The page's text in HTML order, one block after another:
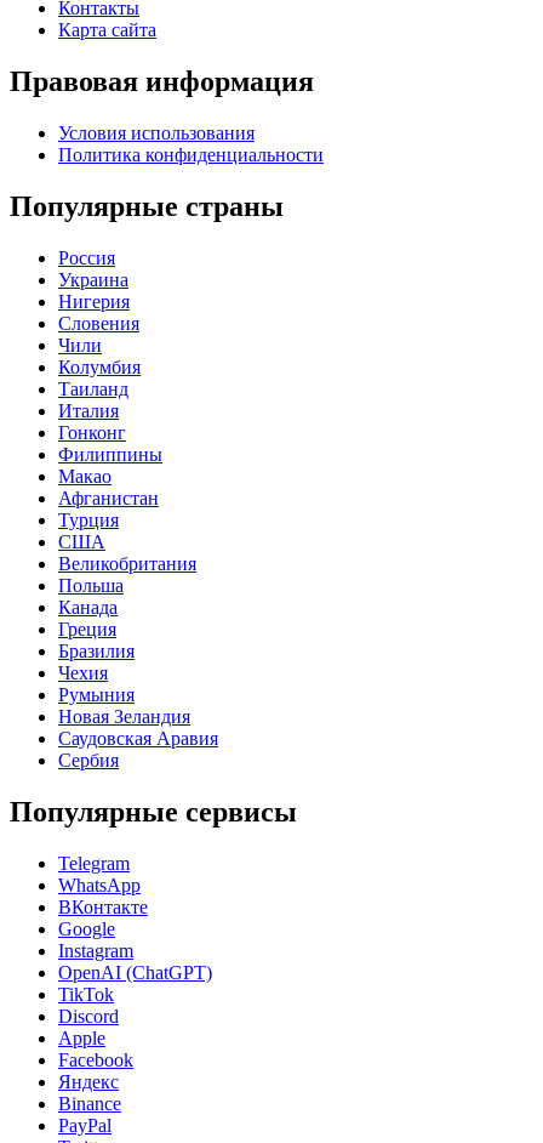
Контакты
Карта сайта
Правовая информация
Условия использования
Политика конфиденциальности
Популярные страны
Россия
Украина
Нигерия
Словения
Чили
Колумбия
Таиланд
Италия
Гонконг
Филиппины
Макао
Афганистан
Турция
США
Великобритания
Польша
Канада
Греция
Бразилия
Чехия
Румыния
Новая Зеландия
Саудовская Аравия
Сербия
Популярные сервисы
Telegram
WhatsApp
ВКонтакте
Google
Instagram
OpenAI (ChatGPT)
TikTok
Discord
Apple
Facebook
Яндекс
Binance
PayPal